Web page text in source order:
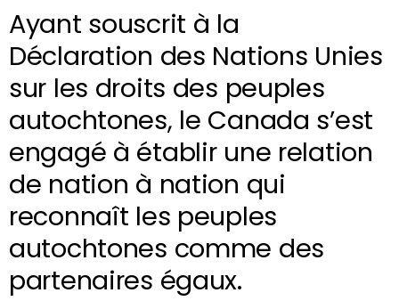
Ayant souscrit à la
Déclaration des Nations Unies
sur les droits des peuples
autochtones, le Canada s’est
engagé à établir une relation
de nation à nation qui
reconnaît les peuples
autochtones comme des
partenaires égaux.